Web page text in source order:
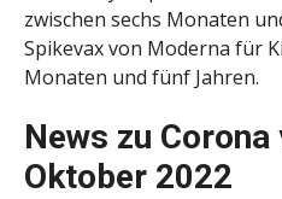
zwischen sechs Monaten
Spikevax von Moderna für
Monaten und fünf Jahren.
News zu
Oktober 2022